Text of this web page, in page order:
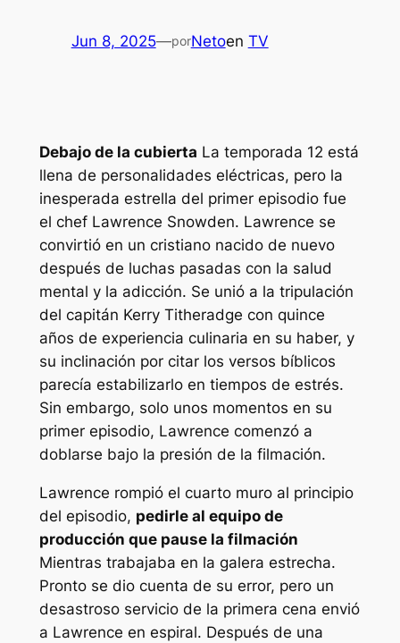
Jun 8, 2025—porNetoen TV
Debajo de la cubierta La temporada 12 está
llena de personalidades eléctricas, pero la
inesperada estrella del primer episodio fue
el chef Lawrence Snowden. Lawrence se
convirtió en un cristiano nacido de nuevo
después de luchas pasadas con la salud
mental y la adicción. Se unió a la tripulación
del capitán Kerry Titheradge con quince
años de experiencia culinaria en su haber, y
su inclinación por citar los versos bíblicos
parecía estabilizarlo en tiempos de estrés.
Sin embargo, solo unos momentos en su
primer episodio, Lawrence comenzó a
doblarse bajo la presión de la filmación.
Lawrence rompió el cuarto muro al principio
del episodio, pedirle al equipo de
producción que pause la filmación
Mientras trabajaba en la galera estrecha.
Pronto se dio cuenta de su error, pero un
desastroso servicio de la primera cena envió
a Lawrence en espiral. Después de una